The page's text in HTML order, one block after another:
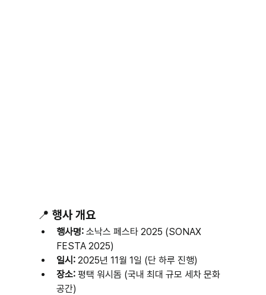
📍 행사 개요
행사명: 소낙스 페스타 2025 (SONAX
FESTA 2025)
일시: 2025년 11월 1일 (단 하루 진행)
장소: 평택 워시돔 (국내 최대 규모 세차 문화
공간)